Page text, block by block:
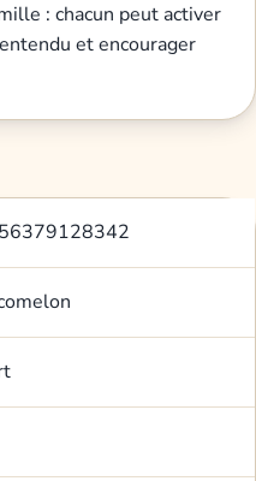
: chacun peut activer
et encourager